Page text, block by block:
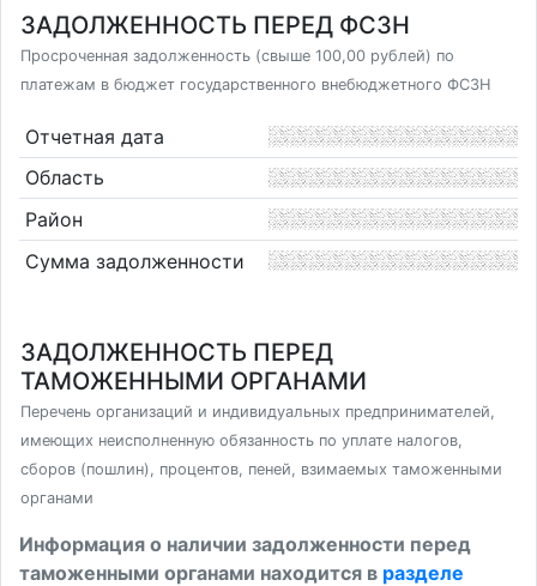
ЗАДОЛЖЕННОСТЬ ПЕРЕД ФСЗН
Просроченная задолженность (свыше 100,00 рублей) по
платежам в бюджет государственного внебюджетного ФСЗН
Отчетная дата
Область
Район
Сумма задолженности
ЗАДОЛЖЕННОСТЬ ПЕРЕД
ТАМОЖЕННЫМИ ОРГАНАМИ
Перечень организаций и индивидуальных предпринимателей,
имеющих неисполненную обязанность по уплате налогов,
сборов (пошлин), процентов, пеней, взимаемых таможенными
органами
Информация о наличии задолженности перед
таможенными органами находится в разделе